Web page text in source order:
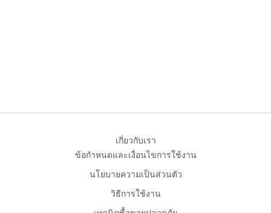
เกี่ยวกับเรา
ข้อกำหนดและเงื่อนไขการใช้งาน
นโยบายความเป็นส่วนตัว
วิธีการใช้งาน